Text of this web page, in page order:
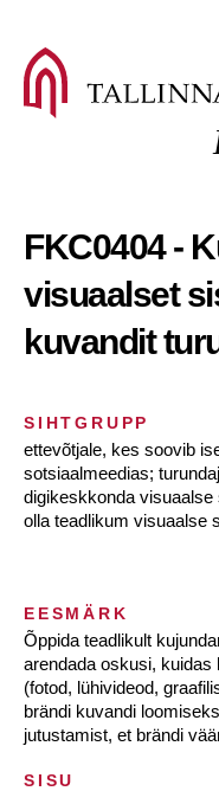
FKC0404 -
visuaalset
kuvandit
SIHTGRUPP
ettevõtjale, kes soovib
sotsiaalmeedias;
digikeskkonda
olla teadlikum visuaalse
EESMÄRK
Õppida teadlikult
arendada oskusi, kuidas
(fotod, lühivideod,
brändi kuvandi
jutustamist, et brändi
SISU